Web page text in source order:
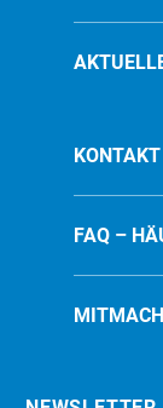
KONTAKT
FAQ –